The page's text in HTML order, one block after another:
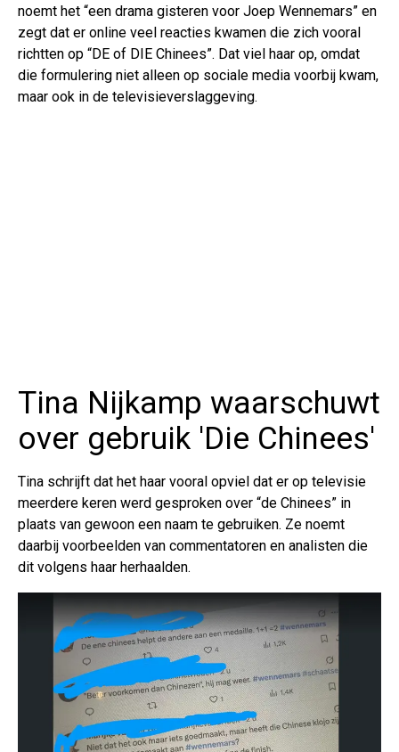
noemt het “een drama gisteren voor Joep Wennemars” en
zegt dat er online veel reacties kwamen die zich vooral
richtten op “DE of DIE Chinees”. Dat viel haar op, omdat
die formulering niet alleen op sociale media voorbij kwam,
maar ook in de televisieverslaggeving.
Tina Nijkamp waarschuwt
over gebruik 'Die Chinees'
Tina schrijft dat het haar vooral opviel dat er op televisie
meerdere keren werd gesproken over “de Chinees” in
plaats van gewoon een naam te gebruiken. Ze noemt
daarbij voorbeelden van commentatoren en analisten die
dit volgens haar herhaalden.